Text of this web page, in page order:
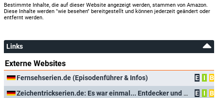
Bestimmte Inhalte, die auf dieser Website angezeigt werden, stammen von Amazon.
Diese Inhalte werden "wie besehen" bereitgestellt und können jederzeit geändert oder
entfernt werden.
Links
Externe Websites
Fernsehserien.de (Episodenführer & Infos) E I
B
Zeichentrickserien.de: Es war einmal... Entdecker und Erfinder
E I
B